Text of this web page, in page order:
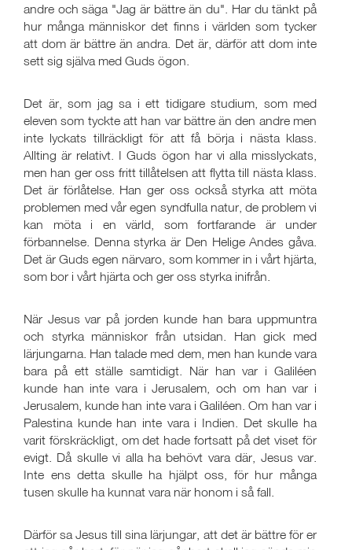
andre och säga "Jag är bättre än du". Har du tänkt på
hur många människor det finns i världen som tycker
att dom är bättre än andra. Det är, därför att dom inte
sett sig själva med Guds ögon.
Det är, som jag sa i ett tidigare studium, som med
eleven som tyckte att han var bättre än den andre men
inte lyckats tillräckligt för att få börja i nästa klass.
Allting är relativt. I Guds ögon har vi alla misslyckats,
men han ger oss fritt tillåtelsen att flytta till nästa klass.
Det är förlåtelse. Han ger oss också styrka att möta
problemen med vår egen syndfulla natur, de problem vi
kan möta i en värld, som fortfarande är under
förbannelse. Denna styrka är Den Helige Andes gåva.
Det är Guds egen närvaro, som kommer in i vårt hjärta,
som bor i vårt hjärta och ger oss styrka inifrån.
När Jesus var på jorden kunde han bara uppmuntra
och styrka människor från utsidan. Han gick med
lärjungarna. Han talade med dem, men han kunde vara
bara på ett ställe samtidigt. När han var i Galiléen
kunde han inte vara i Jerusalem, och om han var i
Jerusalem, kunde han inte vara i Galiléen. Om han var i
Palestina kunde han inte vara i Indien. Det skulle ha
varit förskräckligt, om det hade fortsatt på det viset för
evigt. Då skulle vi alla ha behövt vara där, Jesus var.
Inte ens detta skulle ha hjälpt oss, för hur många
tusen skulle ha kunnat vara när honom i så fall.
Därför sa Jesus till sina lärjungar, att det är bättre för er